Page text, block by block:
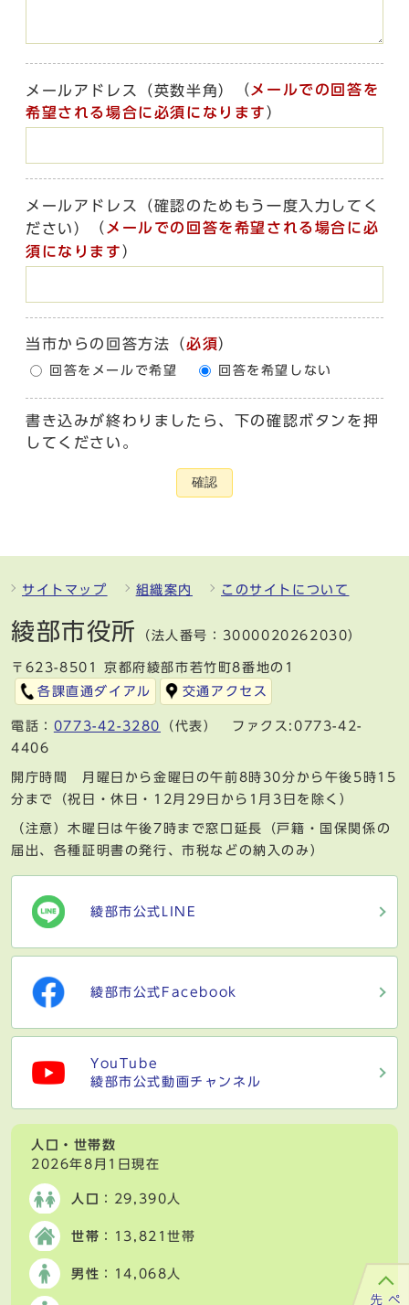
メールアドレス（英数半角） （ メールでの回答を
希望される場合に必須になります ）
メールアドレス（確認のためもう一度入力してく
ださい）
（ メールでの回答を希望される場合に必
須になります ）
当市からの回答方法 （必須）
回答をメールで希望 回答を希望しない
書き込みが終わりましたら、下の確認ボタンを押
してください。
確認
サイトマップ 組織案内 このサイトについて
綾部市役所 （法人番号：3000020262030）
〒623-8501 京都府綾部市若竹町8番地の1
各課直通ダイアル
交通アクセス
電話： 0773-42-3280
（代表） ファクス:0773-42-
4406
開庁時間 月曜日から金曜日の午前8時30分から午後5時15
分まで（祝日・休日・12月29日から1月3日を除く）
（注意）木曜日は午後7時まで窓口延長（戸籍・国保関係の
届出、各種証明書の発行、市税などの納入のみ）
綾部市公式LINE
綾部市公式Facebook
YouTube
綾部市公式動画チャンネル
人口・世帯数
2026年8月1日現在
人口 ：29,390人
世帯 ：13,821世帯
男性 ：14,068人